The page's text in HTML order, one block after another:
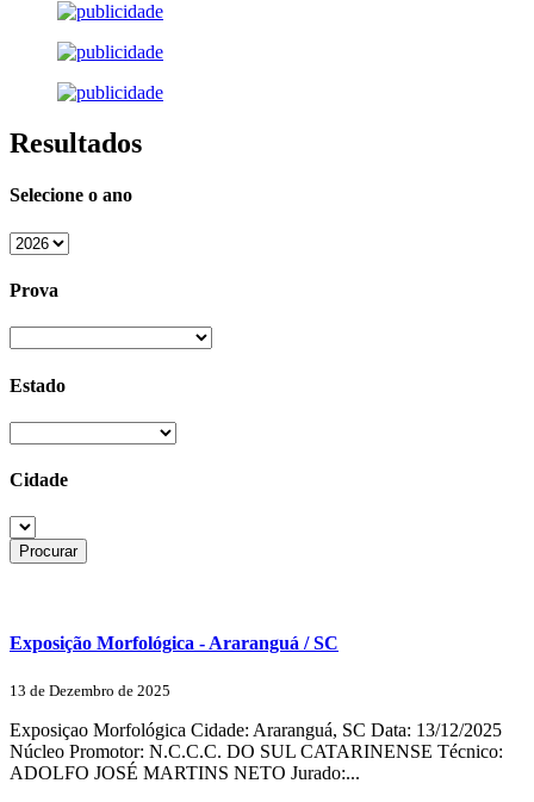
Resultados
Selecione o ano
Prova
Estado
Cidade
Exposição Morfológica - Araranguá / SC
13 de Dezembro de 2025
Exposiçao Morfológica Cidade: Araranguá, SC Data: 13/12/2025
Núcleo Promotor: N.C.C.C. DO SUL CATARINENSE Técnico:
ADOLFO JOSÉ MARTINS NETO Jurado:...